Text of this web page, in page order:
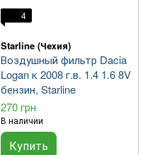
4
Starline (Чехия)
Воздушный фильтр Dacia
Logan к 2008 г.в. 1.4 1.6 8V
бензин, Starline
270 грн
В наличии
Купить